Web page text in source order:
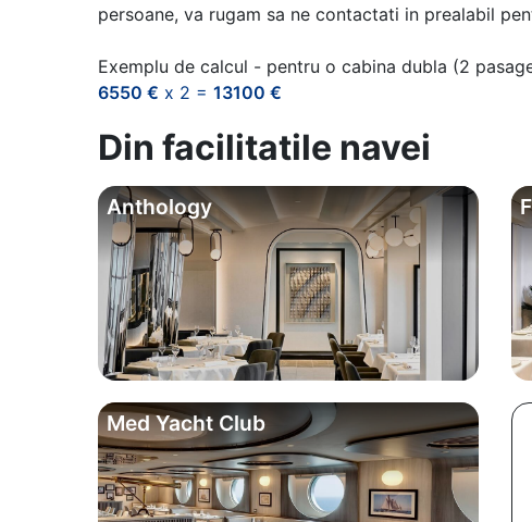
persoane, va rugam sa ne contactati in prealabil
Exemplu de calcul - pentru o cabina dubla (2
6550 € x 2 = 13100 €
Din facilitatile navei
Anthology
Med Yacht Club